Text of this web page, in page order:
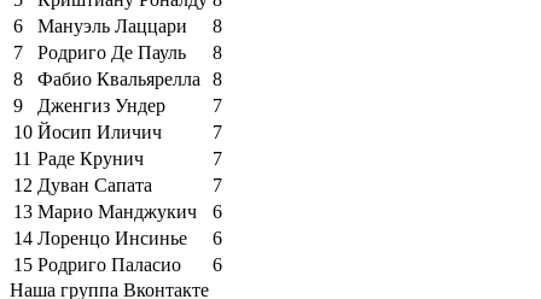
6
Мануэль Лаццари
8
7
Родриго Де Пауль
8
8
Фабио Квальярелла
8
9
Дженгиз Ундер
7
10 Йосип Иличич
7
11 Раде Крунич
7
12 Дуван Сапата
7
13 Марио Манджукич
6
14 Лоренцо Инсинье
6
15 Родриго Паласио
6
Наша группа Вконтакте